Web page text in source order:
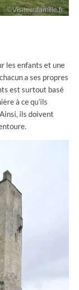
les enfants et une
a ses propres
est surtout basé
à ce qu’ils
ils doivent